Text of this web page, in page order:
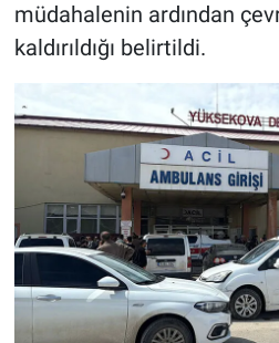
müdahalenin ardından
kaldırıldığı belirtildi.